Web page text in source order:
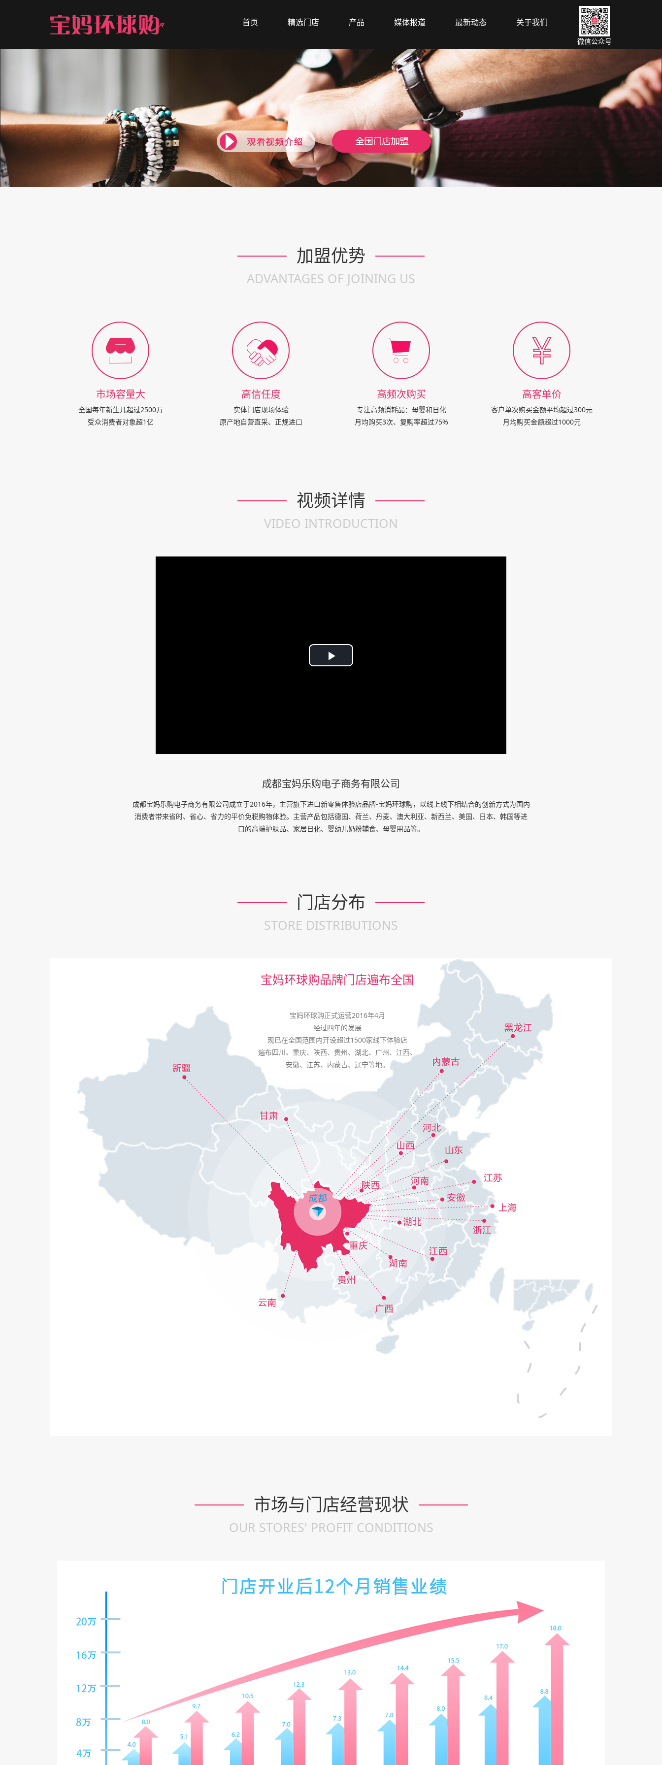
微信公众号
首页 精选门店 产品 媒体报道 最新动态 关于我们
加盟优势
ADVANTAGES OF JOINING US
市场容量大
全国每年新生儿超过2500万
受众消费者对象超1亿
高信任度
实体门店现场体验
原产地自营直采、正规进口
高频次购买
专注高频消耗品：母婴和日化
月均购买3次、复购率超过75%
高客单价
客户单次购买金额平均超过300元
月均购买金额超过1000元
视频详情
VIDEO INTRODUCTION
播
成都宝妈乐购电子商务有限公司
成都宝妈乐购电子商务有限公司成立于2016年，主营旗下进口新零售体验店品牌-宝妈环球购，以线上线下相结合的创新方式为国内
消费者带来省时、省心、省力的平价免税购物体验。主营产品包括德国、荷兰、丹麦、澳大利亚、新西兰、美国、日本、韩国等进
口的高端护肤品、家居日化、婴幼儿奶粉辅食、母婴用品等。
门店分布
STORE DISTRIBUTIONS
宝妈环球购品牌门店遍布全国
宝妈环球购正式运营2016年4月
经过四年的发展
现已在全国范围内开设超过1500家线下体验店
遍布四川、重庆、陕西、贵州、湖北、广州、江西、
安徽、江苏、内蒙古、辽宁等地。
市场与门店经营现状
OUR STORES' PROFIT CONDITIONS